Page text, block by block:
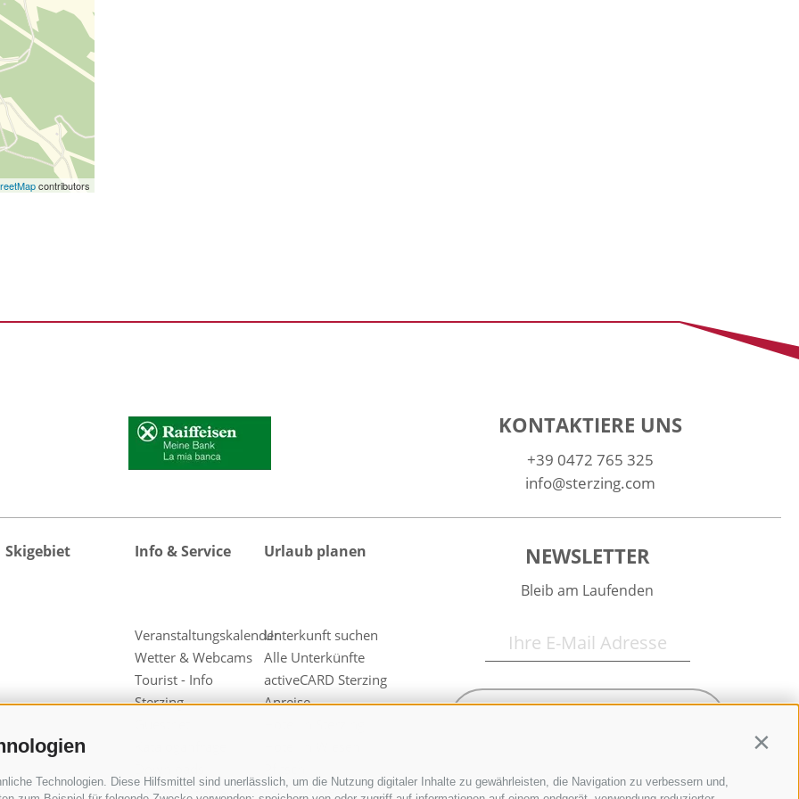
Technologien. Diese Hilfsmittel sind unerlässlich, um die Nutzung digitaler Inhalte zu gewährleisten, die Navigation zu verbessern und,
contributors
KONTAKTIERE UNS
+39 0472 765 325
info@sterzing.com
Skigebiet Info & Service
Veranstaltungskalender
Wetter & Webcams
Tourist - Info
Sterzing
Videos & Fotos
Urlaub planen
Unterkunft suchen
Alle Unterkünfte
activeCARD Sterzing
Anreise
Hotel in Freienfeld
NEWSLETTER
Bleib am Laufenden